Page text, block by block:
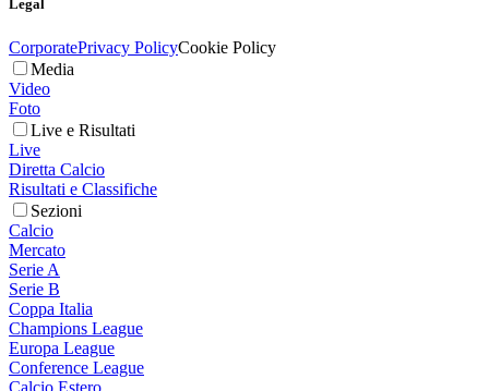
Legal
CorporatePrivacy PolicyCookie Policy
Media
Video
Foto
Live e Risultati
Live
Diretta Calcio
Risultati e Classifiche
Sezioni
Calcio
Mercato
Serie A
Serie B
Coppa Italia
Champions League
Europa League
Conference League
Calcio Estero